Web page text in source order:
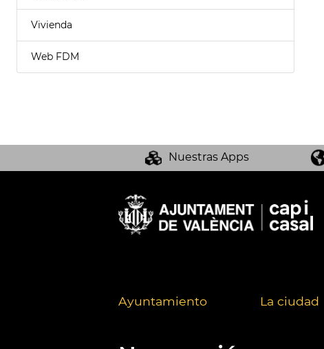
Vivienda
Web FDM
Nuestras Apps
Ayuntamiento La ciudad